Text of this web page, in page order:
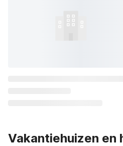
Vakantiehuizen en